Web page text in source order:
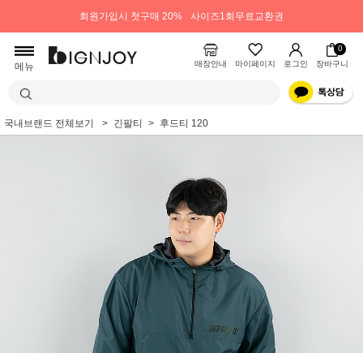
회원가입시 첫구매 20% 사이즈1회무료교환권
메뉴 매장안내 마이페이지 로그인
0
장바구니
국내브랜드 전체보기 긴팔티 후드티 120